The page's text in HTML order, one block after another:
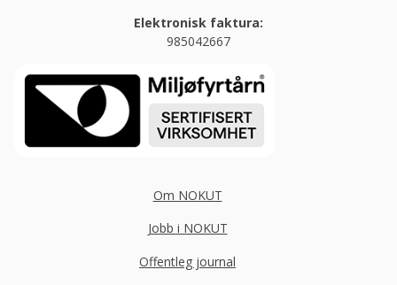
Elektronisk faktura:
985042667
Om NOKUT
Jobb i NOKUT
Offentleg journal